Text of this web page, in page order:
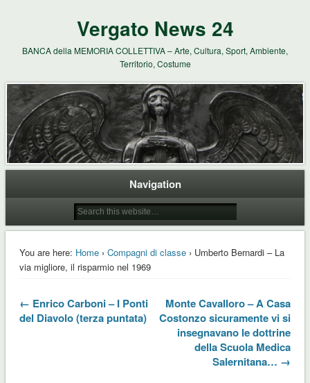
Vergato News 24
BANCA della MEMORIA COLLETTIVA – Arte, Cultura, Sport, Ambiente,
Territorio, Costume
Navigation
You are here: Home› Compagni di classe› Umberto Bernardi – La
via migliore, il risparmio nel 1969
← Enrico Carboni – I Ponti
del Diavolo (terza puntata)
Monte Cavalloro – A Casa
Costonzo sicuramente vi si
insegnavano le dottrine
della Scuola Medica
Salernitana… →